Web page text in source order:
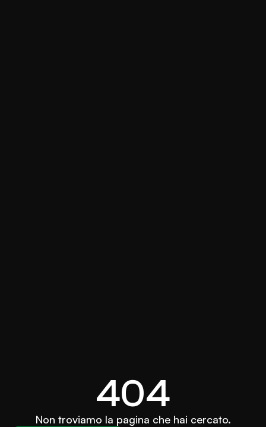
404
Non troviamo la pagina che hai cercato.